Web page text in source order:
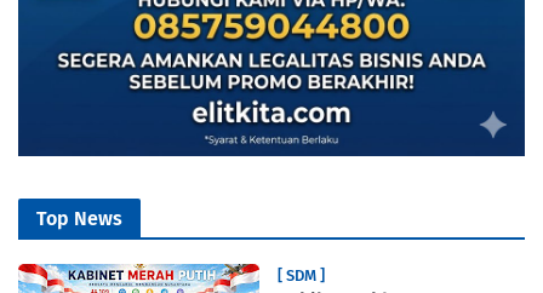
Top News
[ SDM ]